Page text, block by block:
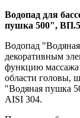
Водопад для
пушка 500",
Водопад
декоративным
функцию массажа
области головы,
"Водяная пушка
AISI 304.